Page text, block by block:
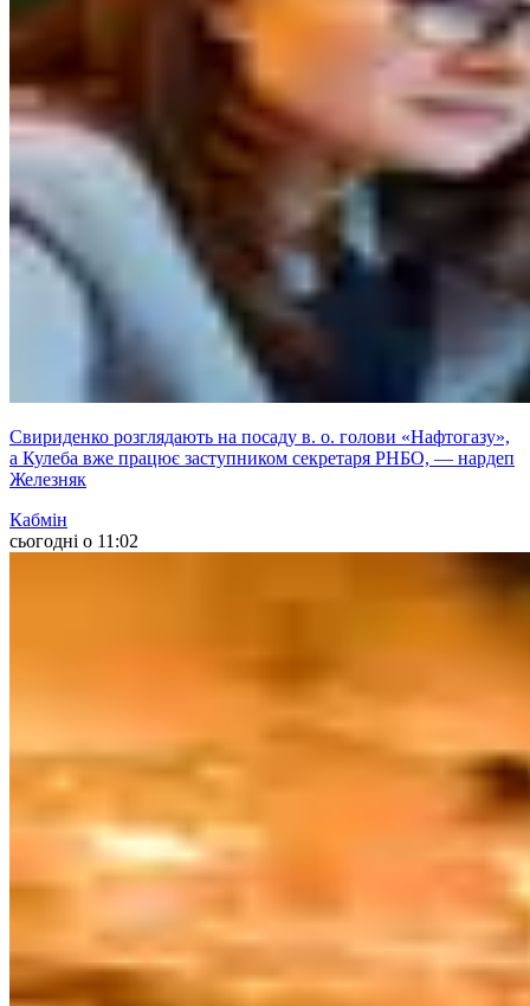
Свириденко розглядають на посаду в. о. голови «Нафтогазу»,
а Кулеба вже працює заступником секретаря РНБО, — нардеп
Железняк
Кабмін
сьогодні о 11:02